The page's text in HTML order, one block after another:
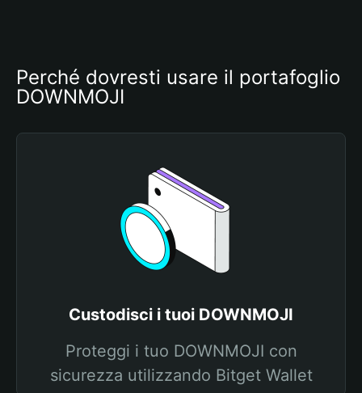
Perché dovresti usare il portafoglio
DOWNMOJI
Custodisci i tuoi DOWNMOJI
Proteggi i tuo DOWNMOJI con
sicurezza utilizzando Bitget Wallet